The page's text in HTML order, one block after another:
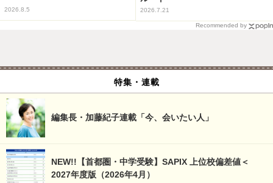
2026.8.5 2026.7.21
Recommended by
特集・連載
編集長・加藤紀子連載「今、会いたい人」
NEW!!【首都圏・中学受験】SAPIX 上位校偏差値＜
2027年度版（2026年4月）